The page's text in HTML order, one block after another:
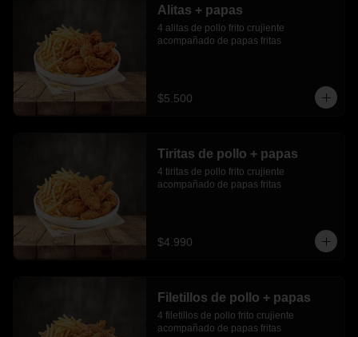
Alitas + papas
4 alitas de pollo frito crujiente
acompañado de papas fritas
$5.500
Tiritas de pollo + papas
4 tiritas de pollo frito crujiente
acompañado de papas fritas
$4.990
Filetillos de pollo + papas
4 filetillos de pollo frito crujiente
acompañado de papas fritas